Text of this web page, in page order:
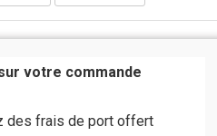
votre commande
des frais de port offert